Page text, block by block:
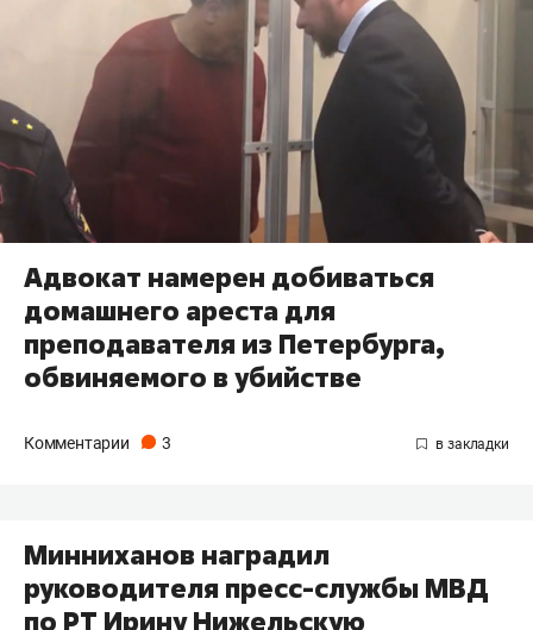
Адвокат намерен добиваться
домашнего ареста для
преподавателя из Петербурга,
обвиняемого в убийстве
Комментарии 3
Минниханов наградил
руководителя пресс-службы МВД
по РТ Ирину Нижельскую